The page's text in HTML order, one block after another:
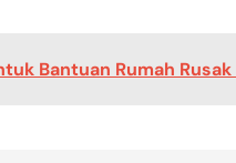
Bantuan Rumah